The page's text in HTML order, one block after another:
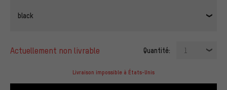
black
actuellement non livrable Quantité: 1
Livraison impossible à États-Unis